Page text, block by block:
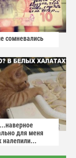
сомневались
для меня